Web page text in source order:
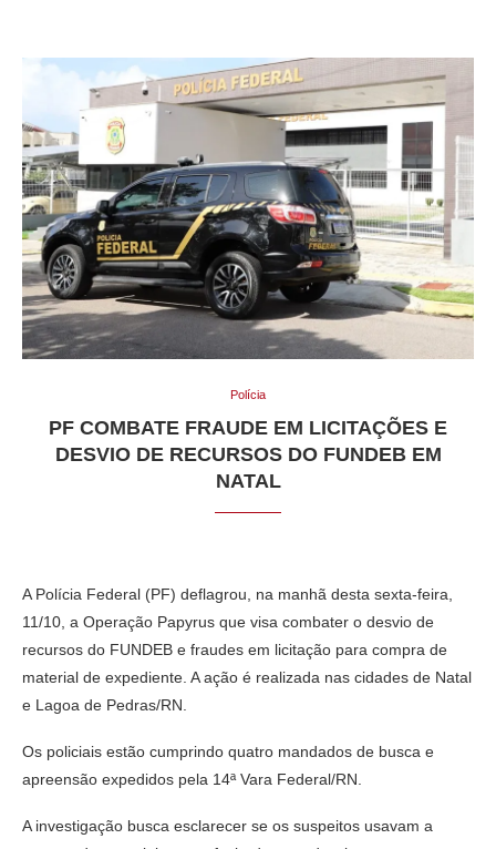
Polícia
PF COMBATE FRAUDE EM LICITAÇÕES E
DESVIO DE RECURSOS DO FUNDEB EM
NATAL
A Polícia Federal (PF) deflagrou, na manhã desta sexta-feira,
11/10, a Operação Papyrus que visa combater o desvio de
recursos do FUNDEB e fraudes em licitação para compra de
material de expediente. A ação é realizada nas cidades de Natal
e Lagoa de Pedras/RN.
Os policiais estão cumprindo quatro mandados de busca e
apreensão expedidos pela 14ª Vara Federal/RN.
A investigação busca esclarecer se os suspeitos usavam a